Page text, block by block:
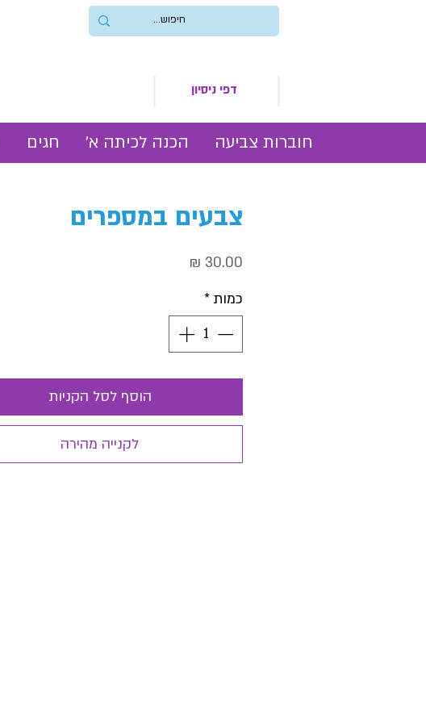
חוברות צביעה הכנה לכיתה א׳ חגים
דפי ניסיון
צבעים במספרים
כמות*
הוסף לסל הקניות
לקנייה מהירה